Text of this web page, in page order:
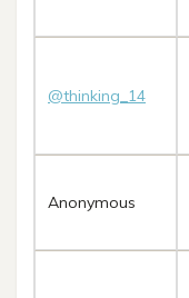
@thinking_14
Anonymous